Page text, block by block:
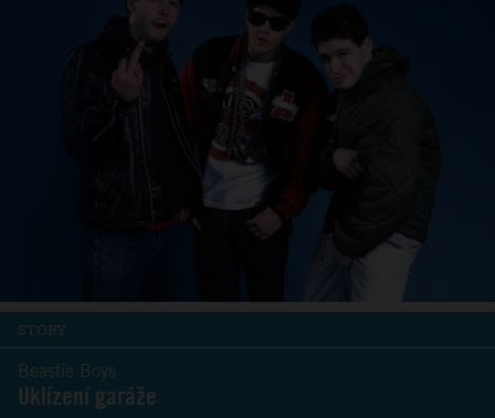
STORY
Beastie Boys
Uklízení garáže